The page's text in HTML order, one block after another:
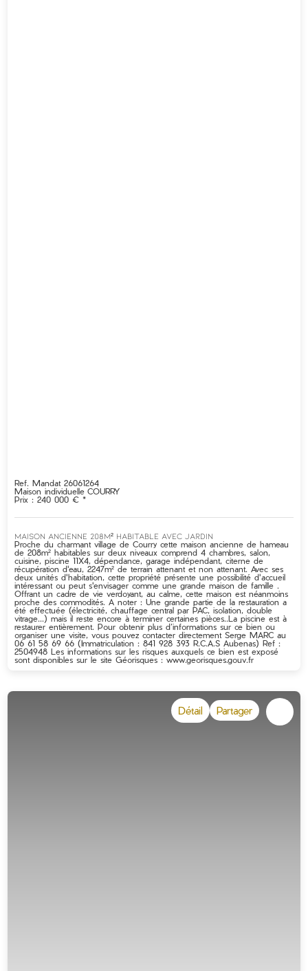
Ref. Mandat 26061264
Maison individuelle COURRY
Prix : 240 000 € *
MAISON ANCIENNE 208M² HABITABLE AVEC JARDIN
Proche du charmant village de Courry cette maison ancienne de hameau
de 208m² habitables sur deux niveaux comprend 4 chambres, salon,
cuisine, piscine 11X4, dépendance, garage indépendant, citerne de
récupération d'eau, 2247m² de terrain attenant et non attenant. Avec ses
deux unités d'habitation, cette propriété présente une possibilité d'accueil
intéressant ou peut s'envisager comme une grande maison de famille .
Offrant un cadre de vie verdoyant, au calme, cette maison est néanmoins
proche des commodités. A noter : Une grande partie de la restauration a
été effectuée (électricité, chauffage central par PAC, isolation, double
vitrage...) mais il reste encore à terminer certaines pièces..La piscine est à
restaurer entièrement. Pour obtenir plus d’informations sur ce bien ou
organiser une visite, vous pouvez contacter directement Serge MARC au
06 61 58 69 66 (Immatriculation : 841 928 393 R.C.A.S Aubenas) Ref :
2504948 Les informations sur les risques auxquels ce bien est exposé
sont disponibles sur le site Géorisques : www.georisques.gouv.fr
Détail Partager